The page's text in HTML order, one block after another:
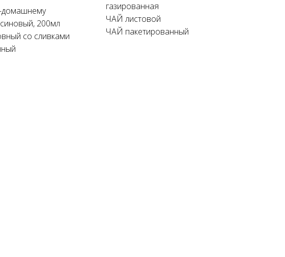
200мл
со сливками
газированная
ЧАЙ листовой
ЧАЙ пакетированный